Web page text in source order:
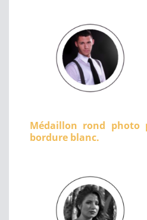
Médaillon rond photo
bordure blanc.